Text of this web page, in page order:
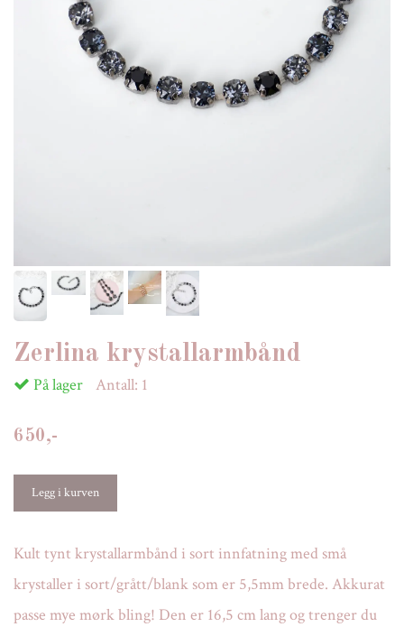
Zerlina krystallarmbånd
På lager Antall: 1
650,-
Kult tynt krystallarmbånd i sort innfatning med små
krystaller i sort/grått/blank som er 5,5mm brede. Akkurat
passe mye mørk bling! Den er 16,5 cm lang og trenger du